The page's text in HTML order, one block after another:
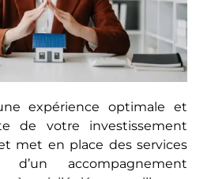
expérience optimale et
de votre investissement
met en place des services
d’un accompagnement